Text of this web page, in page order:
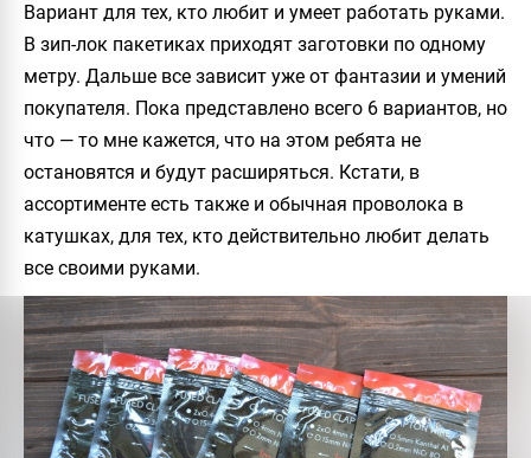
Вариант для тех, кто любит и умеет работать руками.
В зип-лок пакетиках приходят заготовки по одному
метру. Дальше все зависит уже от фантазии и умений
покупателя. Пока представлено всего 6 вариантов, но
что — то мне кажется, что на этом ребята не
остановятся и будут расширяться. Кстати, в
ассортименте есть также и обычная проволока в
катушках, для тех, кто действительно любит делать
все своими руками.